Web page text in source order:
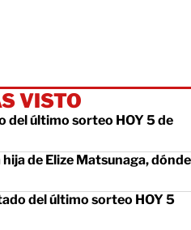
VISTO
del último sorteo HOY 5 de
hija de Elize Matsunaga, dónde
del último sorteo HOY 5